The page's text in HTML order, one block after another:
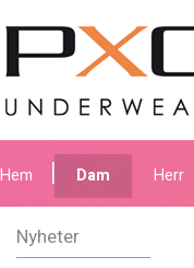
Hem Dam Herr
Nyheter